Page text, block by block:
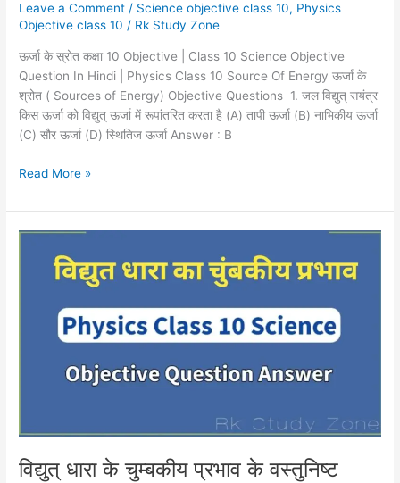
Leave a Comment / Science objective class 10, Physics
Objective class 10 / Rk Study Zone
ऊर्जा के स्रोत कक्षा 10 Objective | Class 10 Science Objective
Question In Hindi | Physics Class 10 Source Of Energy ऊर्जा के
श्रोत ( Sources of Energy) Objective Questions 1. जल विद्युत् सयंत्र
किस ऊर्जा को विद्युत् ऊर्जा में रूपांतरित करता है (A) तापी ऊर्जा (B) नाभिकीय ऊर्जा
(C) सौर ऊर्जा (D) स्थितिज ऊर्जा Answer : B
|
Class
Science
Objective
Question
In
|
Energy
Read More »
विद्युत् धारा के चुम्बकीय प्रभाव के वस्तुनिष्ट
कक्षा
10
|